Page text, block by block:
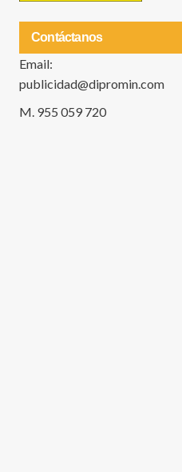
Contáctanos
Email:
publicidad@dipromin.com
M. 955 059 720